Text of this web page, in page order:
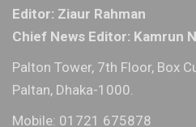
Editor: Ziaur Rahman
Chief News Editor: Kamrun
Palton Tower, 7th Floor, Box
Paltan, Dhaka-1000.
Mobile: 01721 675878